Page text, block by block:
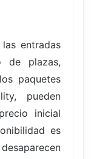
entradas
de plazas,
paquetes
pueden
inicial
es